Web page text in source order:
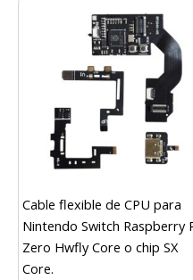
Cable flexible de CPU para
Nintendo Switch Raspberry
Zero Hwfly Core o chip SX
Core.